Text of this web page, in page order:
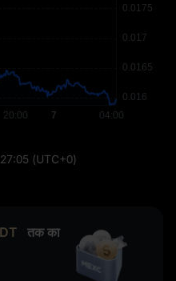
(UTC+0)
तक का